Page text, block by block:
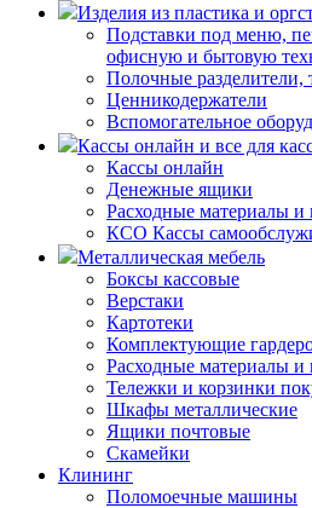
Изделия из пластика и
Подставки под меню,
офисную и бытовую
Полочные разделители,
Ценникодержатели
Вспомогательное
Кассы онлайн и все для
Кассы онлайн
Денежные ящики
Расходные материалы
КСО Кассы
Металлическая мебель
Боксы кассовые
Верстаки
Картотеки
Комплектующие
Расходные материалы
Тележки и корзинки
Шкафы металлические
Ящики почтовые
Скамейки
Клининг
Поломоечные машины